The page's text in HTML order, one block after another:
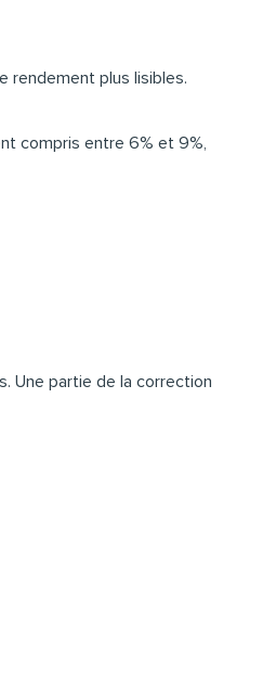
rendement plus lisibles.
compris entre 6% et 9%,
Une partie de la correction